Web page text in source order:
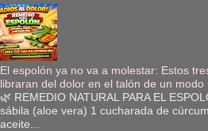
El espolón ya no va a molestar: Estos
libraran del dolor en el talón de un modo
🌿 REMEDIO NATURAL PARA EL
sábila (aloe vera) 1 cucharada de
aceite...